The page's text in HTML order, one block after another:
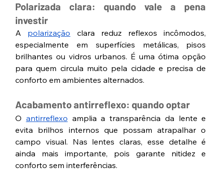
Polarizada clara: quando vale a pena
investir
A polarização clara reduz reflexos incômodos,
especialmente em superfícies metálicas, pisos
brilhantes ou vidros urbanos. É uma ótima opção
para quem circula muito pela cidade e precisa de
conforto em ambientes alternados.
Acabamento antirreflexo: quando optar
O antirreflexo amplia a transparência da lente e
evita brilhos internos que possam atrapalhar o
campo visual. Nas lentes claras, esse detalhe é
ainda mais importante, pois garante nitidez e
conforto sem interferências.